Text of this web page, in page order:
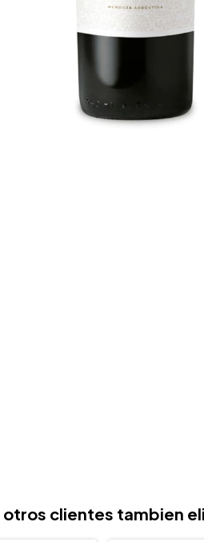
clientes tambien